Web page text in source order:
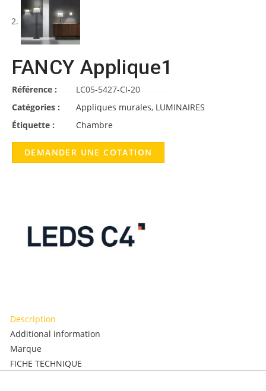
FANCY Applique1
Référence :
LC05-5427-CI-20
Catégories :
Appliques murales, LUMINAIRES
Étiquette :
Chambre
DEMANDER UNE COTATION
Description
Additional information
Marque
FICHE TECHNIQUE